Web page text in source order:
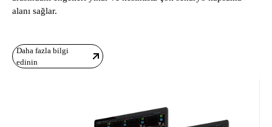
alanı sağlar.
Daha fazla bilgi
edinin